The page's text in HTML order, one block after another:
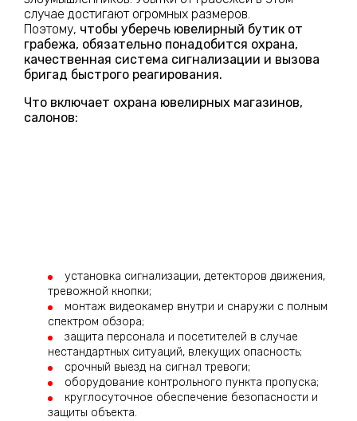
случае достигают огромных размеров.
Поэтому, чтобы уберечь ювелирный бутик от
грабежа, обязательно понадобится охрана,
качественная система сигнализации и вызова
бригад быстрого реагирования.
Что включает охрана ювелирных магазинов,
салонов:
установка сигнализации, детекторов движения,
тревожной кнопки;
монтаж видеокамер внутри и снаружи с полным
спектром обзора;
защита персонала и посетителей в случае
нестандартных ситуаций, влекущих опасность;
срочный выезд на сигнал тревоги;
оборудование контрольного пункта пропуска;
круглосуточное обеспечение безопасности и
защиты объекта.